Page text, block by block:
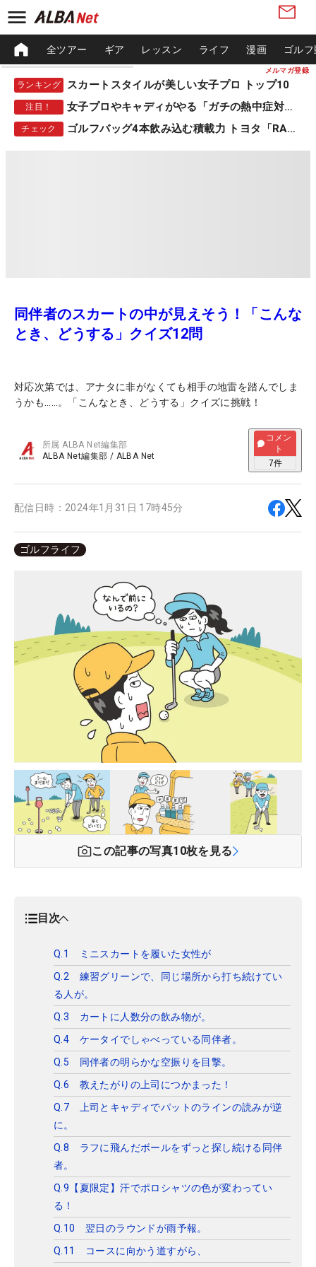
メルマガ登録
全ツアー ギア レッスン ライフ 漫画 ゴル
ランキング スカートスタイルが美しい女子プロ トップ10
注目！ 女子プロやキャディがやる「ガチの熱中症対策」
チェック ゴルフバッグ4本飲み込む積載力 トヨタ「RAV4」
同伴者のスカートの中が見えそう！「こんな
とき、どうする」クイズ12問
対応次第では、アナタに非がなくても相手の地雷を踏んでしま
うかも……。「こんなとき、どうする」クイズに挑戦！
所属ALBA Net編集部
ALBA Net編集部 / ALBA Net
コメン
ト
7件
配信日時： 2024年1月31日 17時45分
ゴルフライフ
この記事の写真10枚を見る
目次
Q.1 ミニスカートを履いた女性が
Q.2 練習グリーンで、同じ場所から打ち続けてい
る人が。
Q.3 カートに人数分の飲み物が。
Q.4 ケータイでしゃべっている同伴者。
Q.5 同伴者の明らかな空振りを目撃。
Q.6 教えたがりの上司につかまった！
Q.7 上司とキャディでパットのラインの読みが逆
に。
Q.8 ラフに飛んだボールをずっと探し続ける同伴
者。
Q.9【夏限定】汗でポロシャツの色が変わってい
る！
Q.10 翌日のラウンドが雨予報。
Q.11 コースに向かう道すがら、